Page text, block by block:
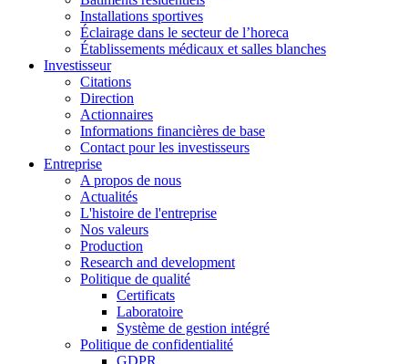
Installations sportives
Éclairage dans le secteur de l’horeca
Établissements médicaux et salles blanches
Investisseur
Citations
Direction
Actionnaires
Informations financières de base
Contact pour les investisseurs
Entreprise
A propos de nous
Actualités
L'histoire de l'entreprise
Nos valeurs
Production
Research and development
Politique de qualité
Certificats
Laboratoire
Système de gestion intégré
Politique de confidentialité
GDPR